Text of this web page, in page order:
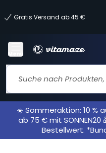
Gratis Versand ab 45 €
Menü
☀️ Sommeraktion: 10 %
ab 75 € mit
Bestellwert.